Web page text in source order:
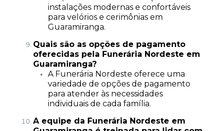
instalações modernas e confortáveis
para velórios e cerimônias em
Guaramiranga.
Quais são as opções de pagamento
oferecidas pela Funerária Nordeste em
Guaramiranga?
A Funerária Nordeste oferece uma
variedade de opções de pagamento
para atender às necessidades
individuais de cada família.
A equipe da Funerária Nordeste em